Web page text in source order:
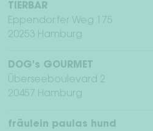
Over ons
Jouw rekening
Verzending & retourneren
TIERBAR
Eppendorfer Weg 175
20253 Hamburg
DOG's GOURMET
Überseeboulevard 2
20457 Hamburg
fräulein paulas hund